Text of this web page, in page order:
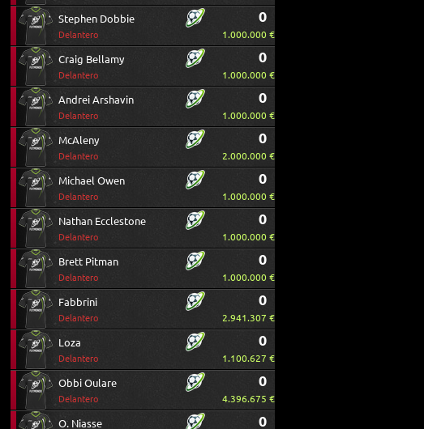
Stephen Dobbie
Delantero
0
1.000.000 €
Craig Bellamy
Delantero
0
1.000.000 €
Andrei Arshavin
Delantero
0
1.000.000 €
McAleny
Delantero
0
2.000.000 €
Michael Owen
Delantero
0
1.000.000 €
Nathan Ecclestone
Delantero
0
1.000.000 €
Brett Pitman
Delantero
0
1.000.000 €
Fabbrini
Delantero
0
2.941.307 €
Loza
Delantero
0
1.100.627 €
Obbi Oulare
Delantero
0
4.396.675 €
O. Niasse 0